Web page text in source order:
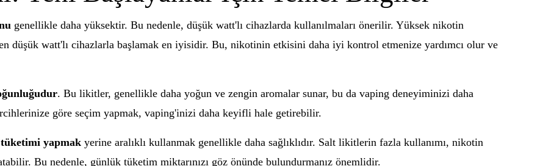
genellikle daha yüksektir. Bu nedenle, düşük watt'lı cihazlarda kullanılmaları önerilir. Yüksek nikotin
düşük watt'lı cihazlarla başlamak en iyisidir. Bu, nikotinin etkisini daha iyi kontrol etmenize yardımcı olur ve
. Bu likitler, genellikle daha yoğun ve zengin aromalar sunar, bu da vaping deneyiminizi daha
göre seçim yapmak, vaping'inizi daha keyifli hale getirebilir.
yapmak yerine aralıklı kullanmak genellikle daha sağlıklıdır. Salt likitlerin fazla kullanımı, nikotin
Bu nedenle, günlük tüketim miktarınızı göz önünde bulundurmanız önemlidir.